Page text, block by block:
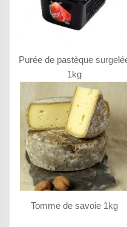
Purée de pastèque
1kg
Tomme de savoie 1kg